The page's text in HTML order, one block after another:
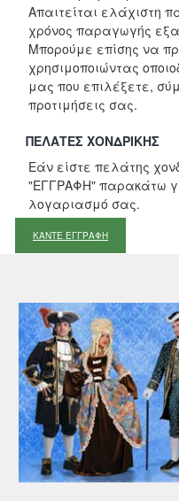
Απαιτείται ελάχιστη
χρόνος παραγωγής
Μπορούμε επίσης να
χρησιμοποιώντας
μας που επιλέξετε,
προτιμήσεις σας.
ΠΕΛΆΤΕΣ ΧΟΝΔΡΙΚΉΣ
Εάν είστε πελάτης
"ΕΓΓΡΑΦΗ" παρακάτω
λογαριασμό σας.
ΚΑΝΤΕ ΕΓΓΡΑΦΗ